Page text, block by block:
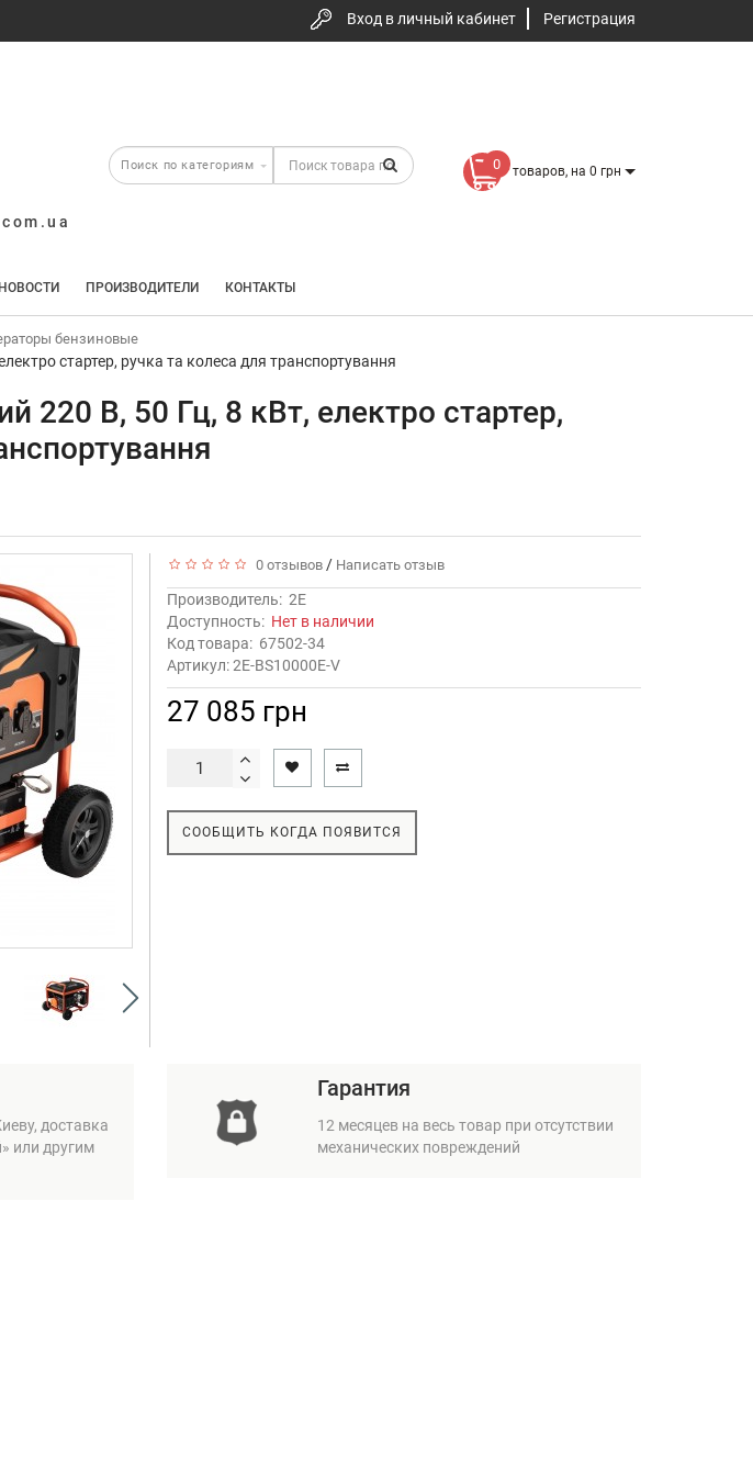
Вход в личный кабинет Регистрация
0 товаров, на 0 грн
НОВОСТИ ПРОИЗВОДИТЕЛИ КОНТАКТЫ
бензиновые
стартер, ручка та колеса для транспортування
220 В, 50 Гц, 8 кВт, електро стартер,
0 отзывов / Написать отзыв
Производитель: 2E
Доступность: Нет в наличии
Код товара: 67502-34
Артикул: 2E-BS10000E-V
27 085 грн
СООБЩИТЬ КОГДА ПОЯВИТСЯ
доставка
или другим
Гарантия
12 месяцев на весь товар при отсутствии
механических повреждений